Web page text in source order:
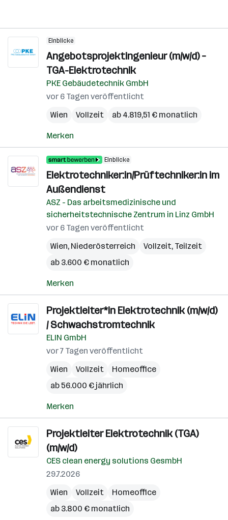
Einblicke
Angebotsprojektingenieur (m/w/d) –
TGA-Elektrotechnik
PKE Gebäudetechnik GmbH
vor 6 Tagen veröffentlicht
Wien
Vollzeit ab 4.819,51 € monatlich
Merken
Einblicke
Elektrotechniker:in/Prüftechniker:in im
Außendienst
ASZ - Das arbeitsmedizinische und
sicherheitstechnische Zentrum in Linz GmbH
vor 6 Tagen veröffentlicht
Wien, Niederösterreich
Vollzeit, Teilzeit
ab 3.600 € monatlich
Merken
Projektleiter*in Elektrotechnik (m/w/d)
/ Schwachstromtechnik
ELIN GmbH
vor 7 Tagen veröffentlicht
Wien
Vollzeit
Homeoffice
ab 56.000 € jährlich
Merken
Projektleiter Elektrotechnik (TGA)
(m/w/d)
CES clean energy solutions GesmbH
29.7.2026
Wien
Vollzeit
Homeoffice
ab 3.800 € monatlich